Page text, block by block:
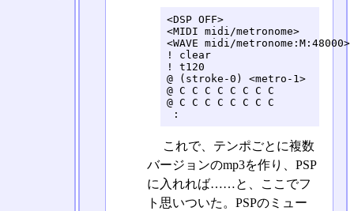
<DSP OFF>
<MIDI midi/metronome>
<WAVE midi/metronome:M:48000>
! clear
! t120
@ (stroke-0) <metro-1>
@ C C C C C C C C
@ C C C C C C C C
:
これで、テンポごとに複数
バージョンのmp3を作り、PSP
に入れれば……と、ここでフ
ト思いついた。PSPのミュー